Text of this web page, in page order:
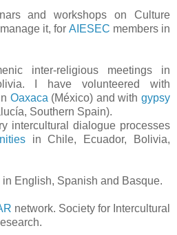
and workshops on Culture
it, for AIESEC members in
inter-religious meetings in
I have volunteered with
Oaxaca (México) and withgypsy
Southern Spain).
intercultural dialogue processes
in Chile, Ecuador, Bolivia,
in English, Spanish and Basque.
network. Society for Intercultural